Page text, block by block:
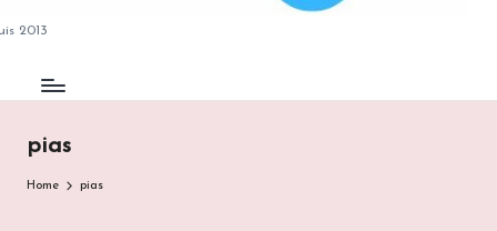
2013
pias
Home pias